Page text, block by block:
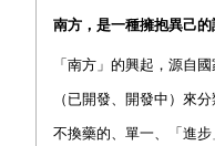
南方，是一種擁抱異己的
「南方」的興起，源自
（已開發、開發中）來
不換藥的、單一、「進步